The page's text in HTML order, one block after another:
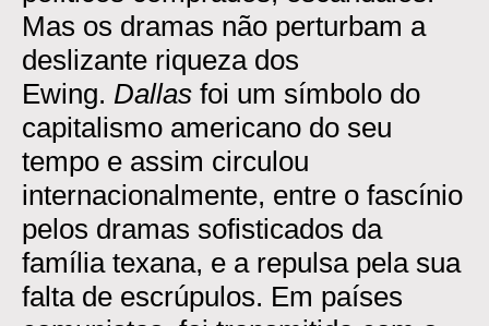
Mas os dramas não perturbam a
deslizante riqueza dos
Ewing. Dallas foi um símbolo do
capitalismo americano do seu
tempo e assim circulou
internacionalmente, entre o fascínio
pelos dramas sofisticados da
família texana, e a repulsa pela sua
falta de escrúpulos. Em países